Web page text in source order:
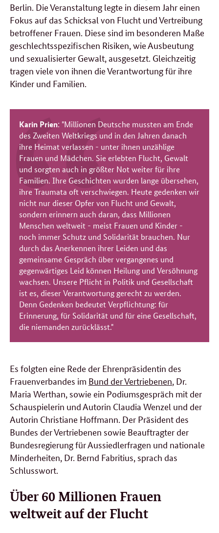
Berlin. Die Veranstaltung legte in diesem Jahr einen
Fokus auf das Schicksal von Flucht und Vertreibung
betroffener Frauen. Diese sind im besonderen Maße
geschlechtsspezifischen Risiken, wie Ausbeutung
und sexualisierter Gewalt, ausgesetzt. Gleichzeitig
tragen viele von ihnen die Verantwortung für ihre
Kinder und Familien.
Karin Prien: "Millionen Deutsche mussten am Ende
des Zweiten Weltkriegs und in den Jahren danach
ihre Heimat verlassen - unter ihnen unzählige
Frauen und Mädchen. Sie erlebten Flucht, Gewalt
und sorgten auch in größter Not weiter für ihre
Familien. Ihre Geschichten wurden lange übersehen,
ihre Traumata oft verschwiegen. Heute gedenken wir
nicht nur dieser Opfer von Flucht und Gewalt,
sondern erinnern auch daran, dass Millionen
Menschen weltweit - meist Frauen und Kinder -
noch immer Schutz und Solidarität brauchen. Nur
durch das Anerkennen ihrer Leiden und das
gemeinsame Gespräch über vergangenes und
gegenwärtiges Leid können Heilung und Versöhnung
wachsen. Unsere Pflicht in Politik und Gesellschaft
ist es, dieser Verantwortung gerecht zu werden.
Denn Gedenken bedeutet Verpflichtung: für
Erinnerung, für Solidarität und für eine Gesellschaft,
die niemanden zurücklässt."
Es folgten eine Rede der Ehrenpräsidentin des
Frauenverbandes im Bund der Vertriebenen , Dr.
Maria Werthan, sowie ein Podiumsgespräch mit der
Schauspielerin und Autorin Claudia Wenzel und der
Autorin Christiane Hoffmann. Der Präsident des
Bundes der Vertriebenen sowie Beauftragter der
Bundesregierung für Aussiedlerfragen und nationale
Minderheiten, Dr. Bernd Fabritius, sprach das
Schlusswort.
Über 60 Millionen Frauen
weltweit auf der Flucht